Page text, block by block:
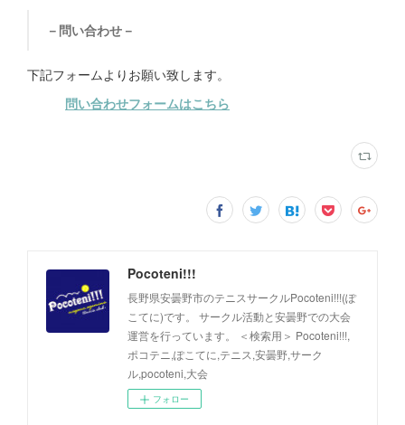
－問い合わせ－
下記フォームよりお願い致します。
問い合わせフォームはこちら
Pocoteni!!!
長野県安曇野市のテニスサークルPocoteni!!!(ぽ
こてに)です。 サークル活動と安曇野での大会
運営を行っています。 ＜検索用＞ Pocoteni!!!,
ポコテニ,ぽこてに,テニス,安曇野,サーク
ル,pocoteni,大会
フォロー